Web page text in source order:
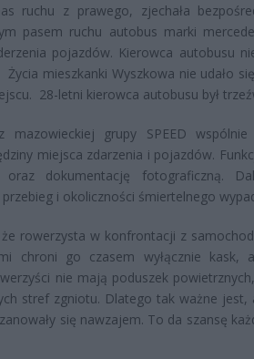
ruchu z prawego, zjechała
pasem ruchu autobus marki
pojazdów. Kierowca autobusu
mieszkanki Wyszkowa nie udało
28-letni kierowca autobusu był
mazowieckiej grupy SPEED
miejsca zdarzenia i pojazdów.
oraz dokumentację fotograficzną.
przebieg i okoliczności śmiertelnego
rowerzysta w konfrontacji z
chroni go czasem wyłącznie kask,
nie mają poduszek
stref zgniotu. Dlatego tak ważne jest,
się nawzajem. To da szansę